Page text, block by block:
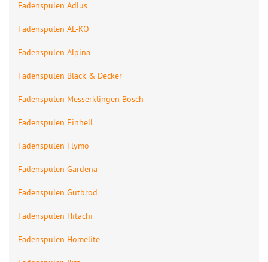
Fadenspulen Adlus
Fadenspulen AL-KO
Fadenspulen Alpina
Fadenspulen Black & Decker
Fadenspulen Messerklingen Bosch
Fadenspulen Einhell
Fadenspulen Flymo
Fadenspulen Gardena
Fadenspulen Gutbrod
Fadenspulen Hitachi
Fadenspulen Homelite